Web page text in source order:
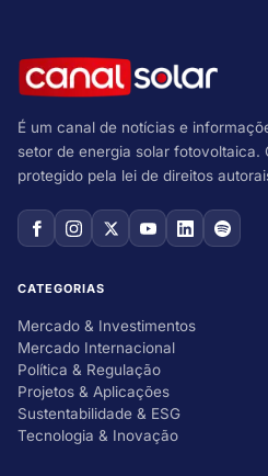
É um canal de notícias e
setor de energia solar fotovoltaica.
protegido pela lei de direitos
CATEGORIAS
Mercado & Investimentos
Mercado Internacional
Política & Regulação
Projetos & Aplicações
Sustentabilidade & ESG
Tecnologia & Inovação